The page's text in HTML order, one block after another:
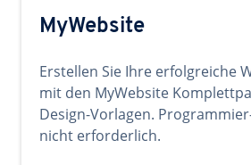
MyWebsite
Erstellen Sie Ihre erfolgreiche
mit den MyWebsite
Design-Vorlagen.
nicht erforderlich.